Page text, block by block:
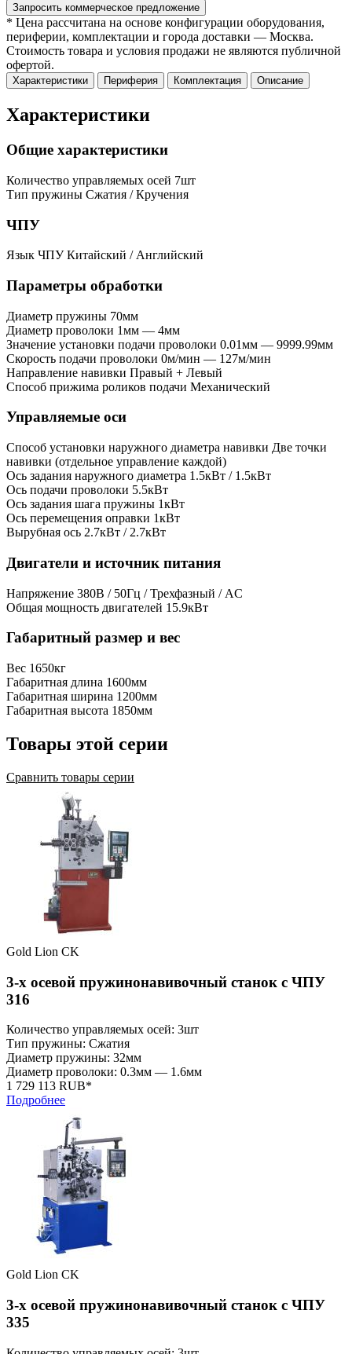
Запросить коммерческое предложение
* Цена рассчитана на основе конфигурации оборудования,
периферии, комплектации и города доставки — Москва.
Стоимость товара и условия продажи не являются публичной
офертой.
Характеристики Периферия Комплектация Описание
Характеристики
Общие характеристики
Количество управляемых осей 7шт
Тип пружины Сжатия / Кручения
ЧПУ
Язык ЧПУ Китайский / Английский
Параметры обработки
Диаметр пружины 70мм
Диаметр проволоки 1мм — 4мм
Значение установки подачи проволоки 0.01мм — 9999.99мм
Скорость подачи проволоки 0м/мин — 127м/мин
Направление навивки Правый + Левый
Способ прижима роликов подачи Механический
Управляемые оси
Способ установки наружного диаметра навивки Две точки
навивки (отдельное управление каждой)
Ось задания наружного диаметра 1.5кВт / 1.5кВт
Ось подачи проволоки 5.5кВт
Ось задания шага пружины 1кВт
Ось перемещения оправки 1кВт
Вырубная ось 2.7кВт / 2.7кВт
Двигатели и источник питания
Напряжение 380В / 50Гц / Трехфазный / AC
Общая мощность двигателей 15.9кВт
Габаритный размер и вес
Вес 1650кг
Габаритная длина 1600мм
Габаритная ширина 1200мм
Габаритная высота 1850мм
Товары этой серии
Сравнить товары серии
Gold Lion CK
3-х осевой пружинонавивочный станок с ЧПУ
316
Количество управляемых осей: 3шт
Тип пружины: Сжатия
Диаметр пружины: 32мм
Диаметр проволоки: 0.3мм — 1.6мм
1 729 113 RUB*
Подробнее
Gold Lion CK
3-х осевой пружинонавивочный станок с ЧПУ
335